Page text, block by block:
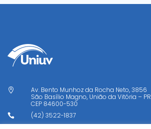

Av. Bento Munhoz da Rocha Neto, 3856
São Basílio Magno, União da Vitória – PR
CEP 84600-530
 (42) 3522-1837